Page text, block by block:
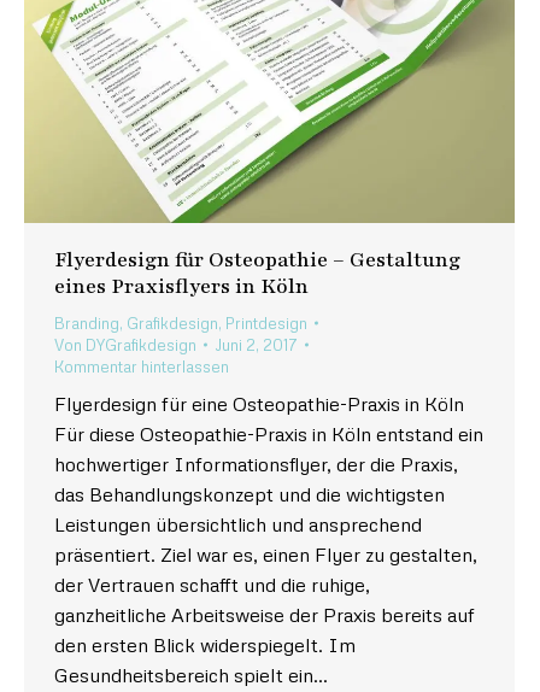
Flyerdesign für Osteopathie – Gestaltung
eines Praxisflyers in Köln
Branding, Grafikdesign, Printdesign
Von DYGrafikdesign
Juni 2, 2017
Kommentar hinterlassen
Flyerdesign für eine Osteopathie-Praxis in Köln
Für diese Osteopathie-Praxis in Köln entstand ein
hochwertiger Informationsflyer, der die Praxis,
das Behandlungskonzept und die wichtigsten
Leistungen übersichtlich und ansprechend
präsentiert. Ziel war es, einen Flyer zu gestalten,
der Vertrauen schafft und die ruhige,
ganzheitliche Arbeitsweise der Praxis bereits auf
den ersten Blick widerspiegelt. Im
Gesundheitsbereich spielt ein…